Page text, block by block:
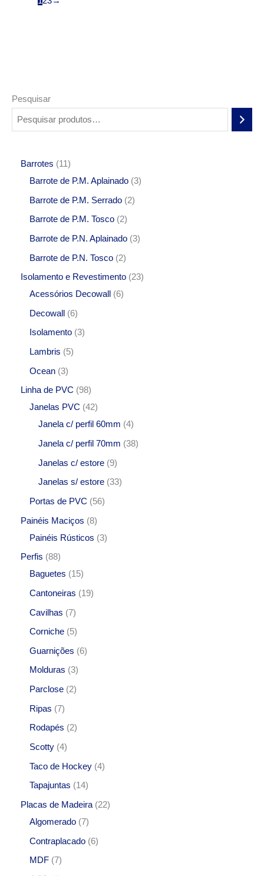
Pesquisar
Barrotes
11
Barrote de P.M. Aplainado 3
Barrote de P.M. Serrado 2
Barrote de P.M. Tosco 2
Barrote de P.N. Aplainado 3
Barrote de P.N. Tosco 2
Isolamento e Revestimento
23
Acessórios Decowall
6
Decowall 6
Isolamento 3
Lambris 5
Ocean 3
Linha de PVC
98
Janelas PVC
42
Janela c/ perfil 60mm
4
Janela c/ perfil 70mm 38
Janelas c/ estore 9
Janelas s/ estore 33
Portas de PVC 56
Painéis Maciços
8
Painéis Rústicos
3
Perfis
88
Baguetes
15
Cantoneiras 19
Cavilhas 7
Corniche 5
Guarnições 6
Molduras 3
Parclose 2
Ripas 7
Rodapés 2
Scotty 4
Taco de Hockey 4
Tapajuntas 14
Placas de Madeira
22
Algomerado 7
Contraplacado 6
MDF 7